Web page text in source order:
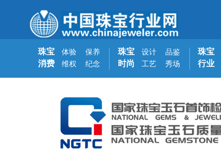
珠宝
消费
体验
维权
保养
纪念
珠宝
时尚
设计
工艺
品鉴
秀场
珠宝
行业